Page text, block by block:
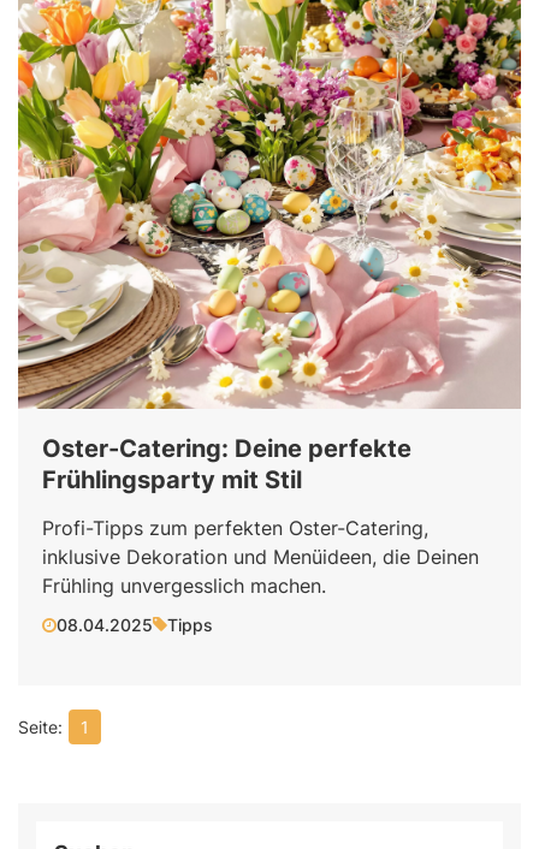
Oster-Catering: Deine perfekte
Frühlingsparty mit Stil
Profi-Tipps zum perfekten Oster-Catering,
inklusive Dekoration und Menüideen, die Deinen
Frühling unvergesslich machen.
08.04.2025 Tipps
1